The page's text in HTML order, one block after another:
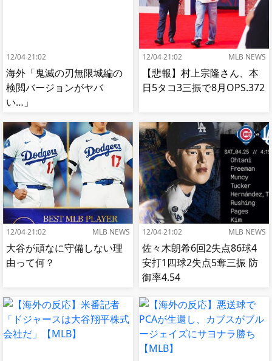
12/04 21:02
海外「鬼滅の刃無限城編の
検閲バージョンがヤバ
い…」
12/04 21:02 MLB NEWS
【悲報】村上宗隆さん、本
日5タコ3三振で8月OPS.372
12/04 21:02 MLB NEWS
大谷が頑なに守備しない理
由って何？
12/04 21:02 MLB NEWS
佐々木朗希6回2失点86球4
安打1四球2失点5奪三振 防
御率4.54